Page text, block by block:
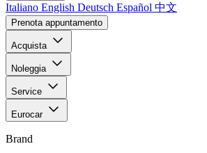
Italiano English Deutsch Español 中文
Prenota appuntamento
Acquista
Noleggia
Service
Eurocar
Brand